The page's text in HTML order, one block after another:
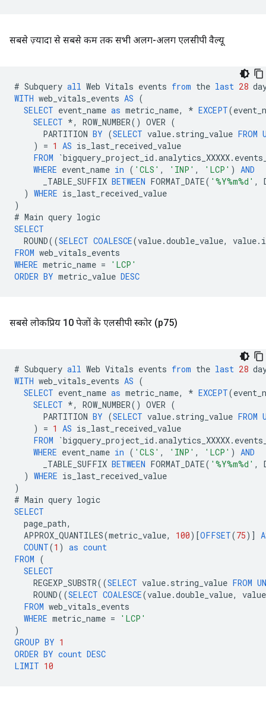
सबसे ज़्यादा से सबसे कम तक सभी अलग-अलग एलसीपी वैल्यू
# Subquery all Web Vitals events from the last 28
WITH web_vitals_events AS (
SELECT event_name as metric_name, * EXCEPT(
SELECT *, ROW_NUMBER() OVER (
PARTITION BY (SELECT value. string_value FROM
)
= 1 AS is_last_received_value
FROM
`bigquery_project_id .analytics_XXXXX.
WHERE event_name in ( 'CLS' , 'INP' , 'LCP' )
AND
_TABLE_SUFFIX BETWEEN FORMAT_DATE( '%Y%m%d' ,
) WHERE is_last_received_value
)
# Main query logic
SELECT
ROUND((SELECT COALESCE(value.double_value, value.
FROM web_vitals_events
WHERE metric_name =
'LCP'
ORDER BY metric_value DESC
सबसे लोकप्रिय 10 पेजों के एलसीपी स्कोर (p75)
# Subquery all Web Vitals events from the last 28
WITH web_vitals_events AS (
SELECT event_name as metric_name, * EXCEPT(
SELECT *, ROW_NUMBER() OVER (
PARTITION BY (SELECT value. string_value FROM
)
= 1 AS is_last_received_value
FROM
`bigquery_project_id .analytics_XXXXX.
WHERE event_name in ( 'CLS' , 'INP' , 'LCP' )
AND
_TABLE_SUFFIX BETWEEN FORMAT_DATE( '%Y%m%d' ,
) WHERE is_last_received_value
)
# Main query logic
SELECT
page_path,
APPROX_QUANTILES(metric_value, 100)[OFFSET(75)]
COUNT(1 ) as count
FROM (
SELECT
REGEXP_SUBSTR((SELECT value. string_value FROM
ROUND((SELECT COALESCE(value.double_value,
value
FROM web_vitals_events
WHERE metric_name =
'LCP'
)
GROUP BY 1
ORDER BY count DESC
LIMIT 10